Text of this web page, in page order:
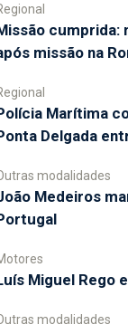
cumprida:
missão na
Marítima
Delgada
modalidades
Medeiros
Miguel Rego
modalidades